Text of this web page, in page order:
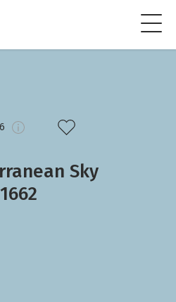
Sky
1662